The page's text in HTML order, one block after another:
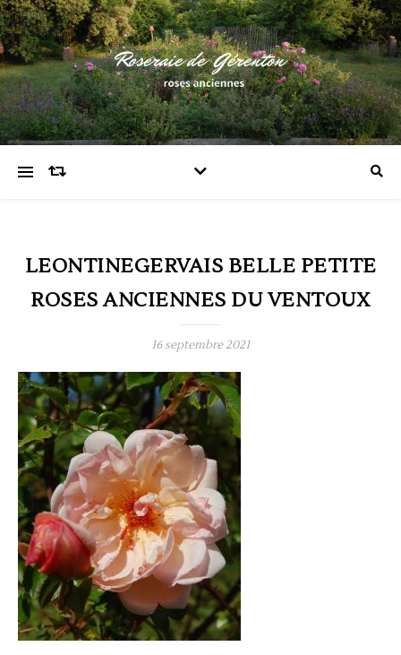
LEONTINEGERVAIS BELLE PETITE
ROSES ANCIENNES DU VENTOUX
16 septembre 2021